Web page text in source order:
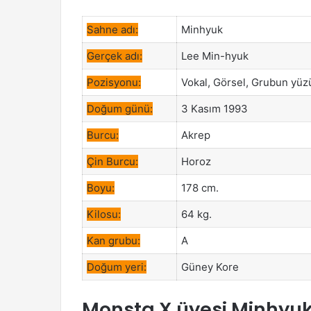
Sahne adı:
Minhyuk
Gerçek adı:
Lee Min-hyuk
Pozisyonu:
Vokal, Görsel, Grubun
Doğum günü:
3 Kasım 1993
Burcu:
Akrep
Çin Burcu:
Horoz
Boyu:
178 cm.
Kilosu:
64 kg.
Kan grubu:
A
Doğum yeri:
Güney Kore